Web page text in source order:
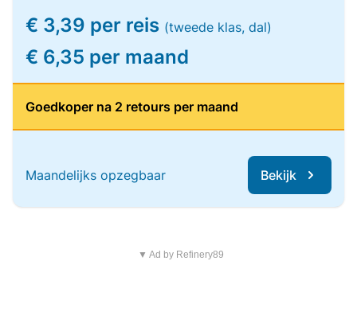
€ 3,39 per reis (tweede klas, dal)
€ 6,35 per maand
Goedkoper na 2 retours per maand
Maandelijks opzegbaar Bekijk
▼ Ad by Refinery89